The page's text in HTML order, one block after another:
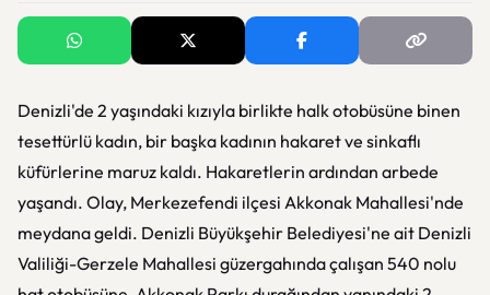
Denizli'de 2 yaşındaki kızıyla birlikte halk otobüsüne binen
tesettürlü kadın, bir başka kadının hakaret ve sinkaflı
küfürlerine maruz kaldı. Hakaretlerin ardından arbede
yaşandı. Olay, Merkezefendi ilçesi Akkonak Mahallesi'nde
meydana geldi. Denizli Büyükşehir Belediyesi'ne ait Denizli
Valiliği-Gerzele Mahallesi güzergahında çalışan 540 nolu